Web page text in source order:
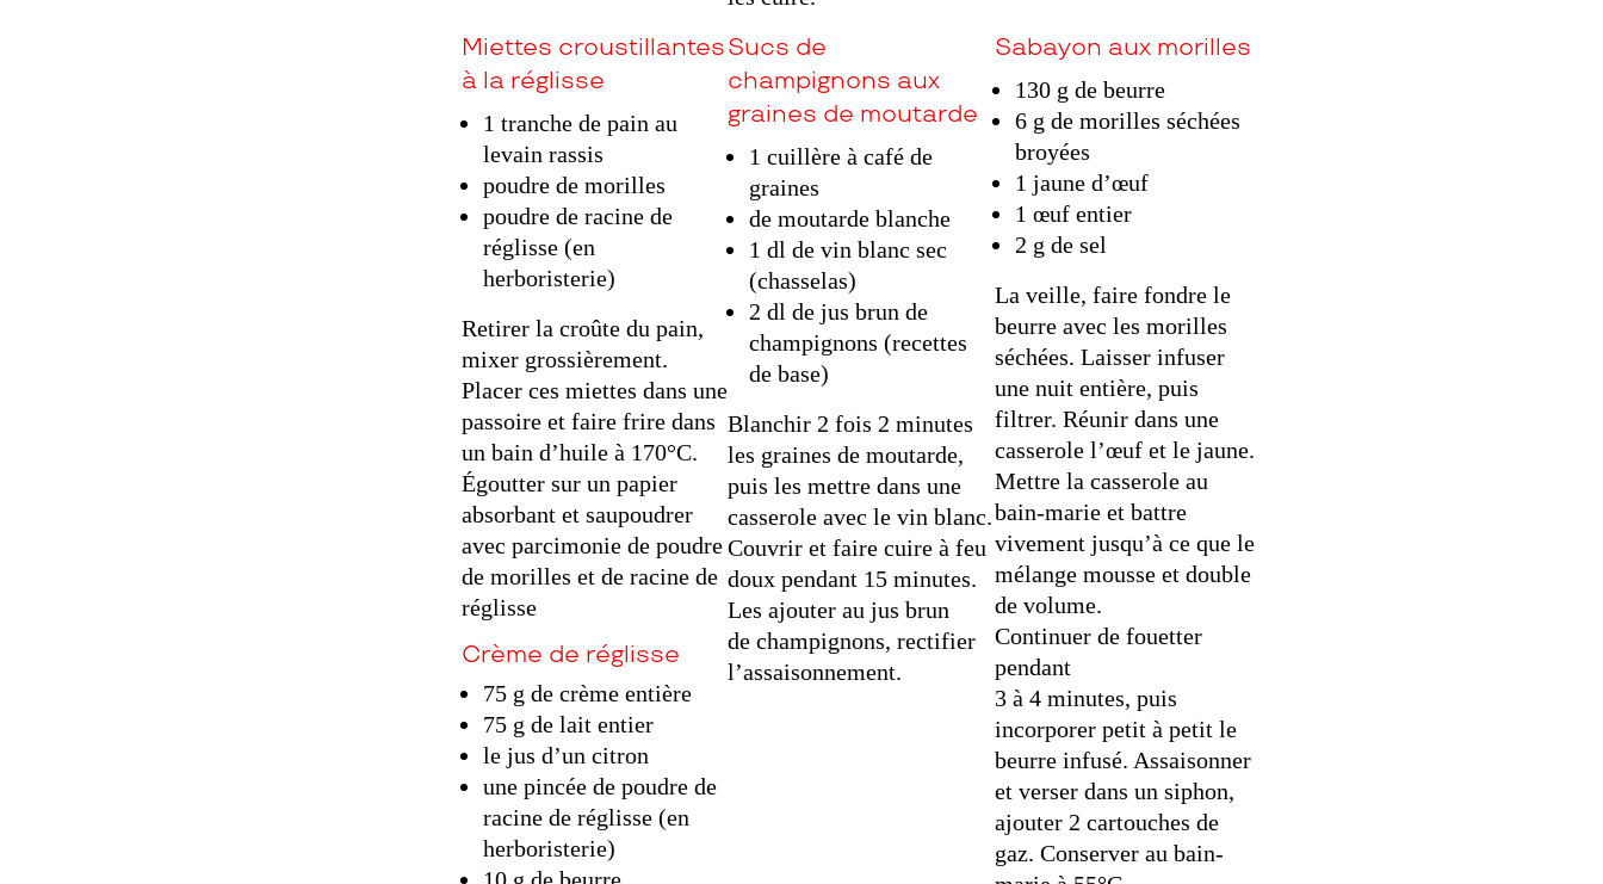
Miettes croustillantes
à la réglisse
1 tranche de pain au
levain rassis
poudre de morilles
poudre de racine de
réglisse (en
herboristerie)
Retirer la croûte du pain,
mixer grossièrement.
Placer ces miettes dans une
passoire et faire frire dans
un bain d’huile à 170°C.
Égoutter sur un papier
absorbant et saupoudrer
avec parcimonie de poudre
de morilles et de racine de
réglisse
Crème de réglisse
75 g de crème entière
75 g de lait entier
le jus d’un citron
une pincée de poudre de
racine de réglisse (en
herboristerie)
Sucs de
champignons aux
graines de moutarde
1 cuillère à café de
graines
de moutarde blanche
1 dl de vin blanc sec
(chasselas)
2 dl de jus brun de
champignons (recettes
de base)
Blanchir 2 fois 2 minutes
les graines de moutarde,
puis les mettre dans une
casserole avec le vin blanc.
Couvrir et faire cuire à feu
doux pendant 15 minutes.
Les ajouter au jus brun
de champignons, rectifier
l’assaisonnement.
Sabayon aux morilles
130 g de beurre
6 g de morilles séchées
broyées
1 jaune d’œuf
1 œuf entier
2 g de sel
La veille, faire fondre le
beurre avec les morilles
séchées. Laisser infuser
une nuit entière, puis
filtrer. Réunir dans une
casserole l’œuf et le jaune.
Mettre la casserole au
bain-marie et battre
vivement jusqu’à ce que le
mélange mousse et double
de volume.
Continuer de fouetter
pendant
3 à 4 minutes, puis
incorporer petit à petit le
beurre infusé. Assaisonner
et verser dans un siphon,
ajouter 2 cartouches de
gaz. Conserver au bain-